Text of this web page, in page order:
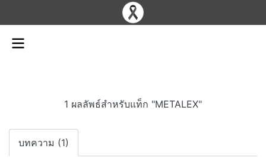
1 ผลลัพธ์สำหรับแท็ก "METALEX"
บทความ (1)